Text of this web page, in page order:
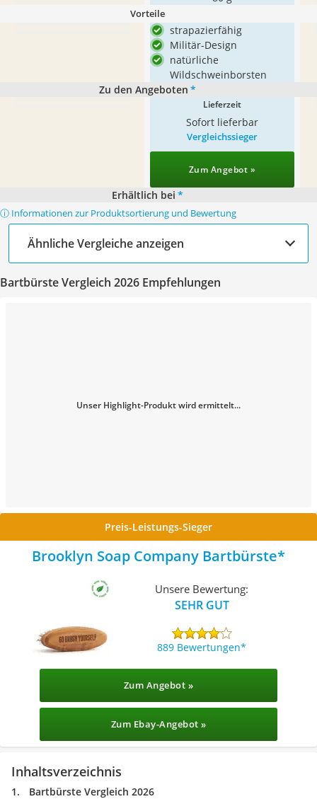
Vorteile
strapazierfähig
Militär-Design
natürliche
Wildschweinborsten
Zu den Angeboten *
Lieferzeit
Sofort lieferbar
Vergleichssieger
Zum Angebot »
Erhältlich bei *
ⓘ Informationen zur Produktsortierung und Bewertung
Ähnliche Vergleiche anzeigen
Bartbürste Vergleich 2026 Empfehlungen
Unser Highlight-Produkt wird ermittelt...
Preis-Leistungs-Sieger
Brooklyn Soap Company Bartbürste
Unsere Bewertung:
SEHR GUT
889 Bewertungen
Zum Angebot »
Zum Ebay-Angebot »
Inhaltsverzeichnis
Bartbürste Vergleich 2026